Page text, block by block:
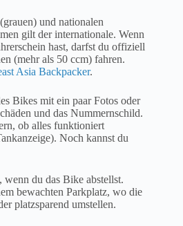
und nationalen
gilt der internationale. Wenn
hast, darfst du offiziell
(mehr als 50 ccm) fahren.
Asia Backpacker.
Bikes mit ein paar Fotos oder
und das Nummernschild.
ob alles funktioniert
Noch kannst du
du das Bike abstellst.
bewachten Parkplatz, wo die
platzsparend umstellen.